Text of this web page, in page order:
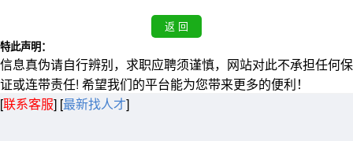
特此声明：
信息真伪请自行辨别，求职应聘须谨慎，网站对此不承担任何保
证或连带责任! 希望我们的平台能为您带来更多的便利！
[联系客服] [最新找人才]